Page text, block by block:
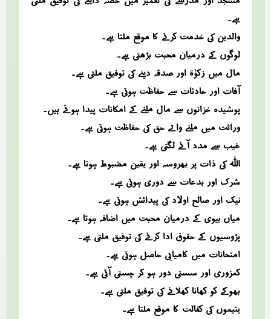
ہے۔
والدین کی خدمت کرنے کا موقع ملتا ہے۔
لوگوں کے درمیان محبت بڑھتی ہے۔
مال میں زکوٰۃ اور صدقہ دینے کی توفیق ملتی ہے۔
آفات اور حادثات سے حفاظت ہوتی ہے۔
پوشیدہ خزانوں سے مال ملنے کے امکانات پیدا ہوتے ہیں۔
وراثت میں ملنے والے حق کی حفاظت ہوتی ہے۔
غیب سے مدد آنے لگتی ہے۔
اللہ کی ذات پر بھروسہ اور یقین مضبوط ہوتا ہے۔
شرک اور بدعات سے دوری ہوتی ہے۔
نیک اور صالح اولاد کی پیدائش ہوتی ہے۔
میاں بیوی کے درمیان محبت میں اضافہ ہوتا ہے۔
پڑوسیوں کے حقوق ادا کرنے کی توفیق ملتی ہے۔
امتحانات میں کامیابی حاصل ہوتی ہے۔
کمزوری اور سستی دور ہو کر چستی آتی ہے۔
بھوکے کو کھانا کھلانے کی توفیق ملتی ہے۔
یتیموں کی کفالت کا موقع ملتا ہے۔